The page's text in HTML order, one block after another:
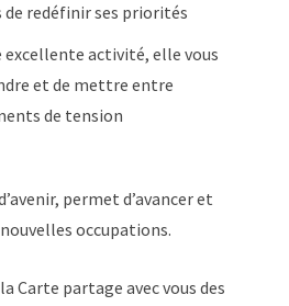
redéfinir ses priorités
excellente activité, elle vous
et de mettre entre
de tension
permet d’avancer et
occupations.
Carte partage avec vous des